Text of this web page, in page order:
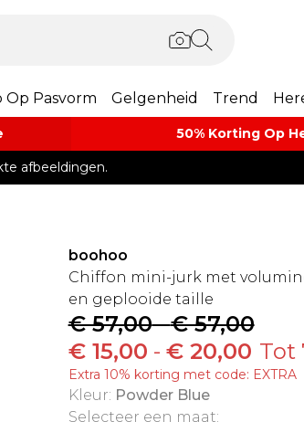
Op Pasvorm Gelgenheid Trend
50% Korting Op
afbeeldingen.
boohoo
Chiffon mini-jurk met
en geplooide taille
€ 57,00-€ 57,00
€ 15,00 - € 20,00 Tot
Extra 10% korting met code: EXTRA
Kleur: Powder Blue
Selecteer een maat: